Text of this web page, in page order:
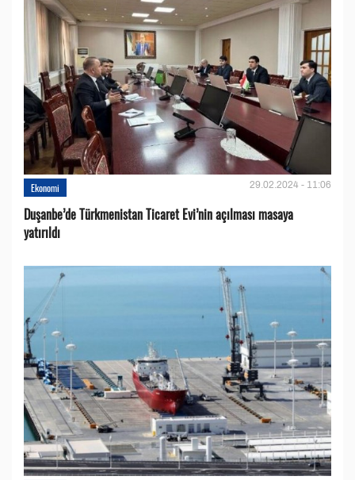
Ekonomi 29.02.2024 - 11:06
Duşanbe’de Türkmenistan Ticaret Evi’nin açılması masaya
yatırıldı